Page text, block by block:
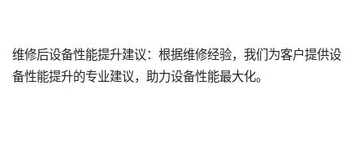
维修后设备性能提升建议：根据维修经验，我们为客户提供设
备性能提升的专业建议，助力设备性能最大化。